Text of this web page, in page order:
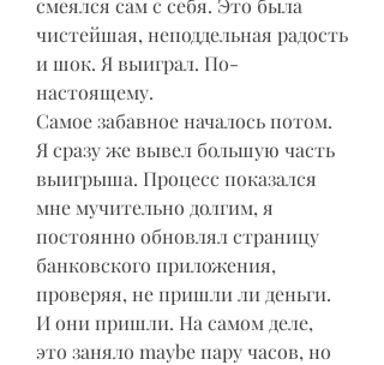
смеялся сам с себя. Это была
чистейшая, неподдельная радость
и шок. Я выиграл. По-
настоящему.
Самое забавное началось потом.
Я сразу же вывел большую часть
выигрыша. Процесс показался
мне мучительно долгим, я
постоянно обновлял страницу
банковского приложения,
проверяя, не пришли ли деньги.
И они пришли. На самом деле,
это заняло maybe пару часов, но